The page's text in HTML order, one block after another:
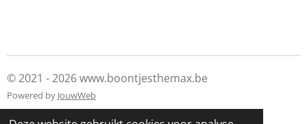
© 2021 - 2026 www.boontjesthemax.be
Powered by JouwWeb